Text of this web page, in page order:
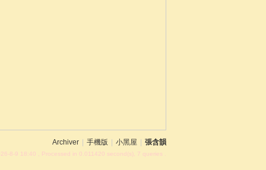
Archiver 手機版 小黑屋 張含韻
8-9 18:40 , Processed in 0.011420 second(s), 7 queries .